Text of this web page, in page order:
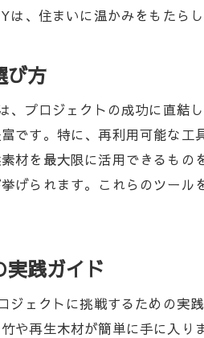
浜松の自然を活かしたエ
健康を考えたナチュラル
環境に配慮したDIYコミ
地元の動植物を守るため
、住まいに温かみをもたら
び方
、プロジェクトの成功に直結
です。特に、再利用可能な
材を最大限に活用できるも
げられます。これらのツー
践ガイド
ジェクトに挑戦するための実
や再生木材が簡単に手に入